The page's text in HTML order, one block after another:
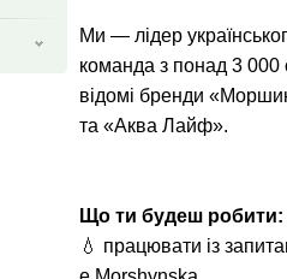
Ми — лідер
команда з понад 3 000
відомі бренди
та «Аква Лайф».
Що ти будеш робити:
💧 працювати із